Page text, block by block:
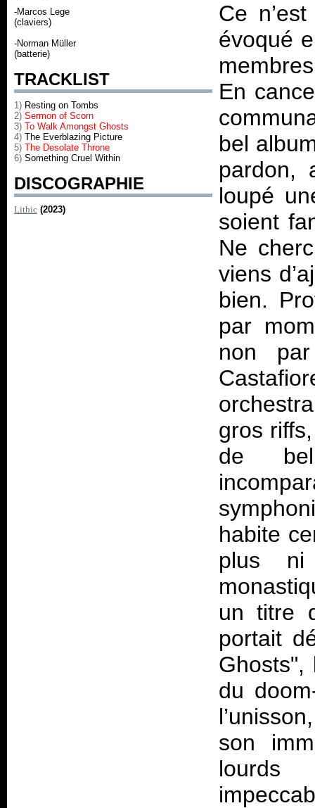
-Marcos Lege
(claviers)
-Norman Müller
(batterie)
TRACKLIST
1) Resting on Tombs
2) Sermon of Scorn
3) To Walk Amongst Ghosts
4) The Everblazing Picture
5) The Desolate Throne
6) Something Cruel Within
DISCOGRAPHIE
Lithic (2023)
Ce
évoqué
En
bel
pardon,
loupé
soient
Ne
viens
bien.
par
non
gros
de
habite
plus ni
un titre
portait
Ghosts",
du
son